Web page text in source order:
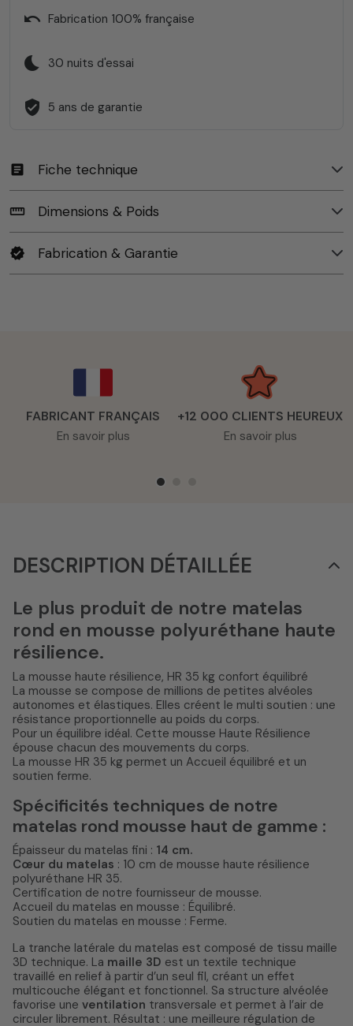
undo Fabrication 100% française
bedtime 30 nuits d'essai
verified_user 5 ans de garantie
article Fiche technique
straighten Dimensions & Poids
verified Fabrication & Garantie
FABRICANT FRANÇAIS
En savoir plus
+12 000 CLIENTS HEUREUX
En savoir plus
DESCRIPTION DÉTAILLÉE
Le plus produit de notre matelas
rond en mousse polyuréthane haute
résilience.
La mousse haute résilience, HR 35 kg confort équilibré
La mousse se compose de millions de petites alvéoles
autonomes et élastiques. Elles créent le multi soutien : une
résistance proportionnelle au poids du corps.
Pour un équilibre idéal. Cette mousse Haute Résilience
épouse chacun des mouvements du corps.
La mousse HR 35 kg permet un Accueil équilibré et un
soutien ferme.
Spécificités techniques de notre
matelas rond mousse haut de gamme :
Épaisseur du matelas fini : 14 cm.
Cœur du matelas : 10 cm de mousse haute résilience
polyuréthane HR 35.
Certification de notre fournisseur de mousse.
Accueil du matelas en mousse : Équilibré.
Soutien du matelas en mousse : Ferme.
La tranche latérale du matelas est composé de tissu maille
3D technique. La maille 3D est un textile technique
travaillé en relief à partir d’un seul fil, créant un effet
multicouche élégant et fonctionnel. Sa structure alvéolée
favorise une ventilation transversale et permet à l’air de
circuler librement. Résultat : une meilleure régulation de